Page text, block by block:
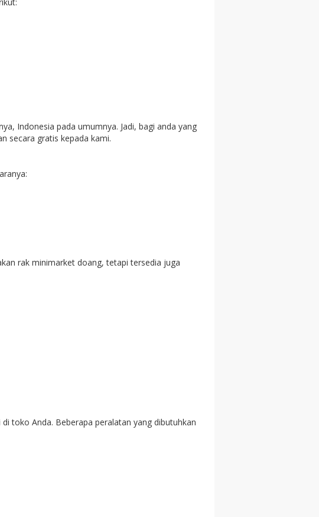
Indonesia pada umumnya. Jadi, bagi anda yang
secara gratis kepada kami.
rak minimarket doang, tetapi tersedia juga
toko Anda. Beberapa peralatan yang dibutuhkan